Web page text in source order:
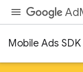
Mobile Ads